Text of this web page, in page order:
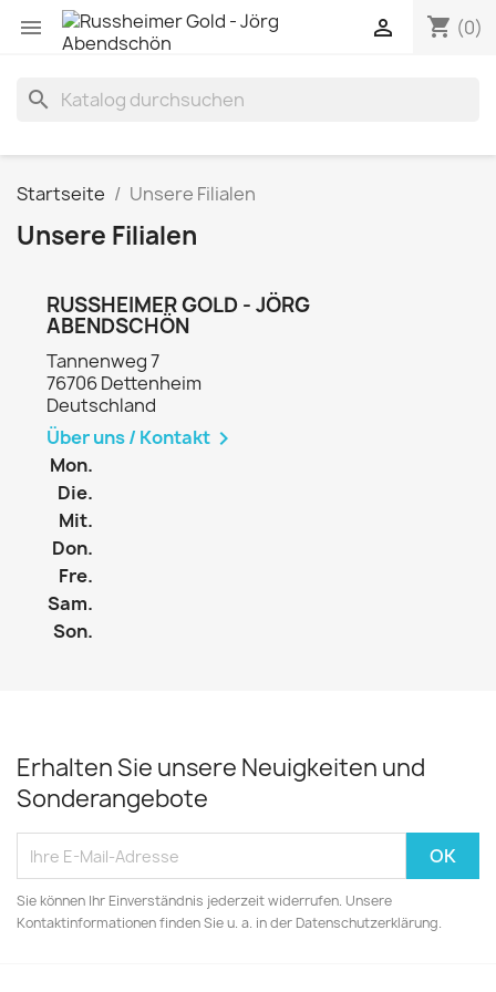
 shopping_cart (0)

search
Startseite Unsere Filialen
Unsere Filialen
RUSSHEIMER GOLD - JÖRG
ABENDSCHÖN
Tannenweg 7
76706 Dettenheim
Deutschland
Über uns / Kontakt 
Mon.
Die.
Mit.
Don.
Fre.
Sam.
Son.
Erhalten Sie unsere Neuigkeiten und
Sonderangebote
Sie können Ihr Einverständnis jederzeit widerrufen. Unsere
Kontaktinformationen finden Sie u. a. in der Datenschutzerklärung.